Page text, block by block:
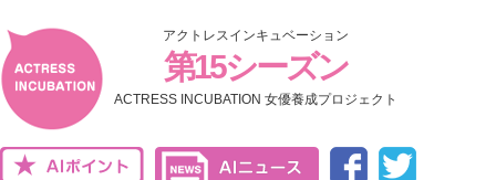
アクトレスインキュベーション
第15シーズン
ACTRESS INCUBATION 女優養成プロジェクト